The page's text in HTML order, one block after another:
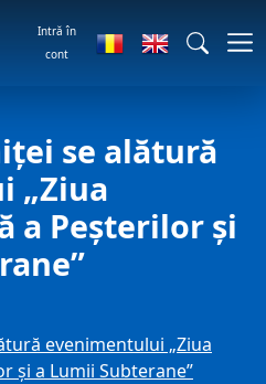
Intră în
cont
se alătură
„Ziua
a Peșterilor și
evenimentului „Ziua
și a Lumii Subterane”